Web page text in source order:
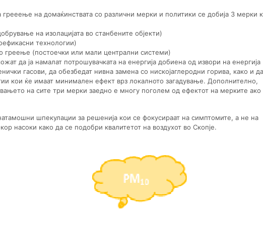
на домаќинствата со различни мерки и политики се добија 3 мерки
на изолацијата во станбените објекти)
технологии)
греење (постоечки или мали централни системи)
да ја намалат потрошувачката на енергија добиена од извори на енергија
гасови, да обезбедат нивна замена со нискојаглеродни горива, како и да
кои ќе имаат минимален ефект врз локалното загадување. Дополнително,
на сите три мерки заедно е многу поголем од ефектот на мерките ако
шпекулации за решенија кои се фокусираат на симптомите, а не на
насоки како да се подобри квалитетот на воздухот во Скопје.